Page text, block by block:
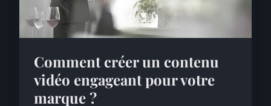
Comment créer un contenu
vidéo engageant pour votre
marque ?